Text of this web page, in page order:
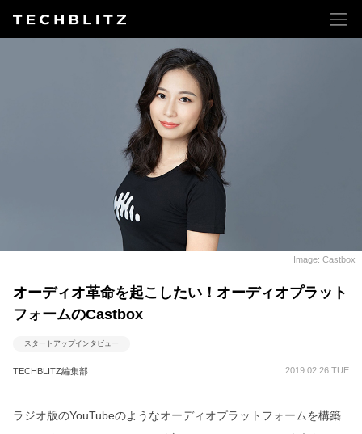
Image: Castbox
オーディオ革命を起こしたい！オーディオプラット
フォームのCastbox
スタートアップインタビュー
TECHBLITZ編集部 2019.02.26 TUE
ラジオ版のYouTubeのようなオーディオプラットフォームを構築